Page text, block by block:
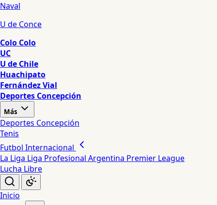
Naval
U de Conce
Colo Colo
UC
U de Chile
Huachipato
Fernández Vial
Deportes Concepción
Más
Deportes Concepción
Tenis
Futbol Internacional
La Liga Liga Profesional Argentina Premier League
Lucha Libre
Inicio